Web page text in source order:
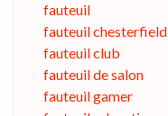
fauteuil
fauteuil chesterfield
fauteuil club
fauteuil de salon
fauteuil gamer